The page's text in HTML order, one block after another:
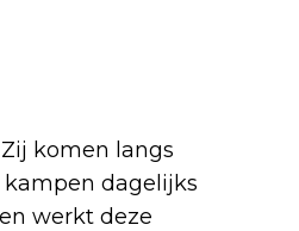
komen langs
kampen dagelijks
werkt deze